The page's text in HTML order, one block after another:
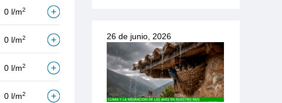
0 l/m2
0 l/m2
0 l/m2
0 l/m2
26 de junio, 2026